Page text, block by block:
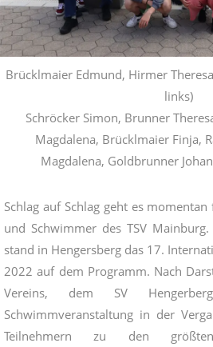
Brücklmaier Edmund, Hirmer
links)
Schröcker Simon, Brunner
Magdalena, Brücklmaier Finja,
Magdalena, Goldbrunner
Schlag auf Schlag geht es
und Schwimmer des TSV
stand in Hengersberg das 17.
2022 auf dem Programm. Nach
Vereins, dem SV
Schwimmveranstaltung in der
Teilnehmern zu den größten